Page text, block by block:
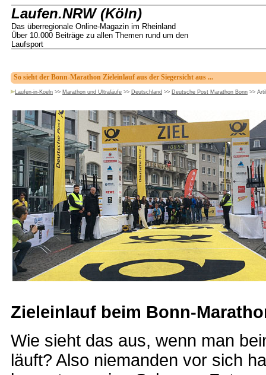
Laufen.NRW (Köln)
Das überregionale Online-Magazin im Rheinland
Über 10.000 Beiträge zu allen Themen rund um den
Laufsport
So sieht der Bonn-Marathon Zieleinlauf aus der Siegersicht aus ...
Laufen-in-Koeln >> Marathon und Ultraläufe >> Deutschland >> Deutsche Post Marathon Bonn >>
Zieleinlauf beim Bonn-
Wie sieht das aus, wenn man
läuft? Also niemanden vor sich